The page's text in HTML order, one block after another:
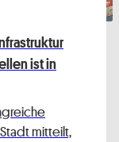
ist in
mitteilt,